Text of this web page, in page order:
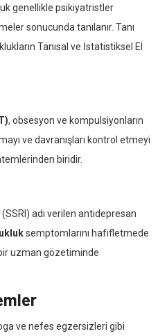
genellikle psikiyatristler
sonucunda tanılanır. Tanı
Tanısal ve İstatistiksel El
, obsesyon ve kompulsiyonların
ve davranışları kontrol etmeyi
biridir.
adı verilen antidepresan
semptomlarını hafifletmede
uzman gözetiminde
ve nefes egzersizleri gibi